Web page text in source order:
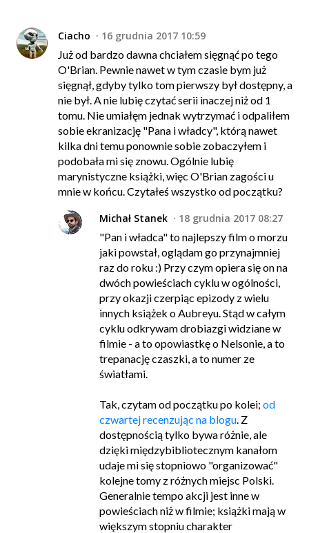
Ciacho
16 grudnia 2017 10:59
Już od bardzo dawna chciałem sięgnąć po tego
O'Brian. Pewnie nawet w tym czasie bym już
sięgnął, gdyby tylko tom pierwszy był dostępny, a
nie był. A nie lubię czytać serii inaczej niż od 1
tomu. Nie umiałęm jednak wytrzymać i odpaliłem
sobie ekranizację "Pana i władcy", którą nawet
kilka dni temu ponownie sobie zobaczyłem i
podobała mi się znowu. Ogólnie lubię
marynistyczne książki, więc O'Brian zagości u
mnie w końcu. Czytałeś wszystko od początku?
Michał Stanek
18 grudnia 2017 08:27
"Pan i władca" to najlepszy film o morzu
jaki powstał, oglądam go przynajmniej
raz do roku :) Przy czym opiera się on na
dwóch powieściach cyklu w ogólności,
przy okazji czerpiąc epizody z wielu
innych książek o Aubreyu. Stąd w całym
cyklu odkrywam drobiazgi widziane w
filmie - a to opowiastkę o Nelsonie, a to
trepanację czaszki, a to numer ze
światłami.
Tak, czytam od początku po kolei; od
czwartej recenzując na blogu. Z
dostępnością tylko bywa różnie, ale
dzięki międzybibliotecznym kanałom
udaje mi się stopniowo "organizować"
kolejne tomy z różnych miejsc Polski.
Generalnie tempo akcji jest inne w
powieściach niż w filmie; książki mają w
większym stopniu charakter